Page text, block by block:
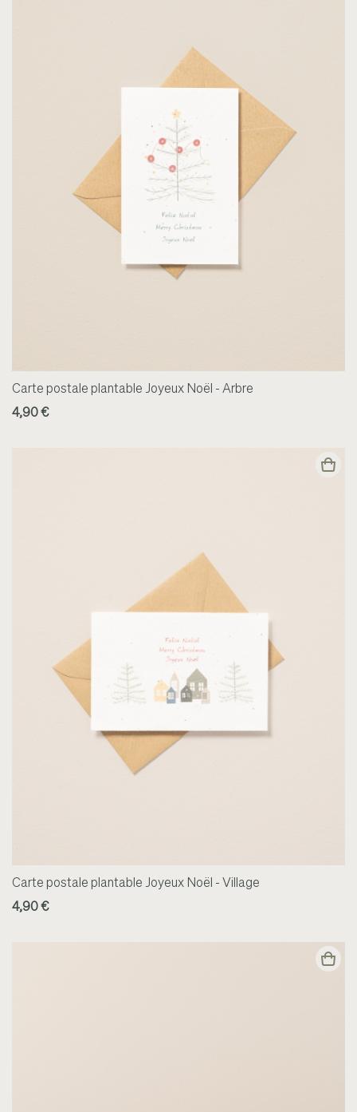
Carte postale plantable Joyeux Noël - Arbre
4,90 €
Carte postale plantable Joyeux Noël - Village
4,90 €